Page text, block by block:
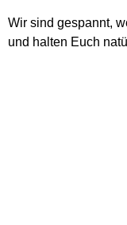
Wir sind gespannt,
und halten Euch